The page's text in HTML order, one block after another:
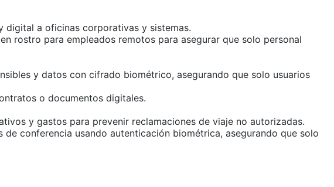
digital a oficinas corporativas y sistemas.
rostro para empleados remotos para asegurar que solo personal
y datos con cifrado biométrico, asegurando que solo usuarios
o documentos digitales.
y gastos para prevenir reclamaciones de viaje no autorizadas.
de conferencia usando autenticación biométrica, asegurando que solo